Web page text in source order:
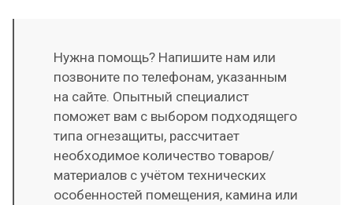
Нужна помощь? Напишите нам или
позвоните по телефонам, указанным
на сайте. Опытный специалист
поможет вам с выбором подходящего
типа огнезащиты, рассчитает
необходимое количество товаров/
материалов с учётом технических
особенностей помещения, камина или